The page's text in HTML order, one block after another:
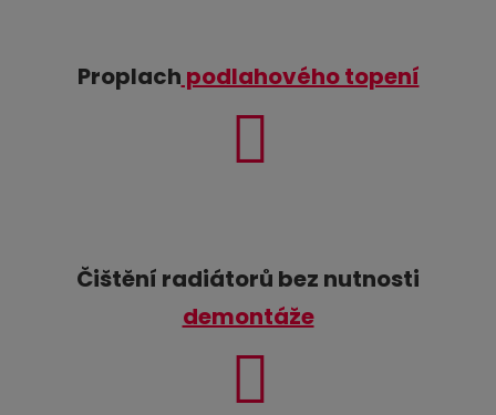
Proplach podlahového topení
Čištění radiátorů bez nutnosti
demontáže